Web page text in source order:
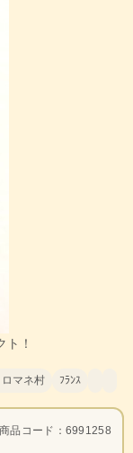
！
マネ村 ﾌﾗﾝｽ
商品コード：6991258